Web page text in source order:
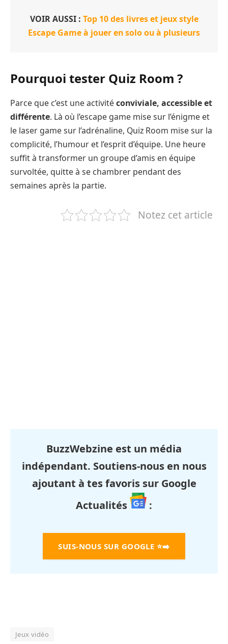
VOIR AUSSI : Top 10 des livres et jeux style
Escape Game à jouer en solo ou à plusieurs
Pourquoi tester Quiz Room ?
Parce que c’est une activitéconviviale, accessible et
différente. Là où l’escape game mise sur l’énigme et
le laser game sur l’adrénaline, Quiz Room mise sur la
complicité, l’humour et l’esprit d’équipe. Une heure
suffit à transformer un groupe d’amis en équipe
survoltée, quitte à se chambrer pendant des
semaines après la partie.
Notez cet article
BuzzWebzine est un média
indépendant. Soutiens-nous en nous
ajoutant à tes favoris sur Google
Actualités
:
SUIS-NOUS SUR GOOGLE ⭐➡️
Jeux vidéo